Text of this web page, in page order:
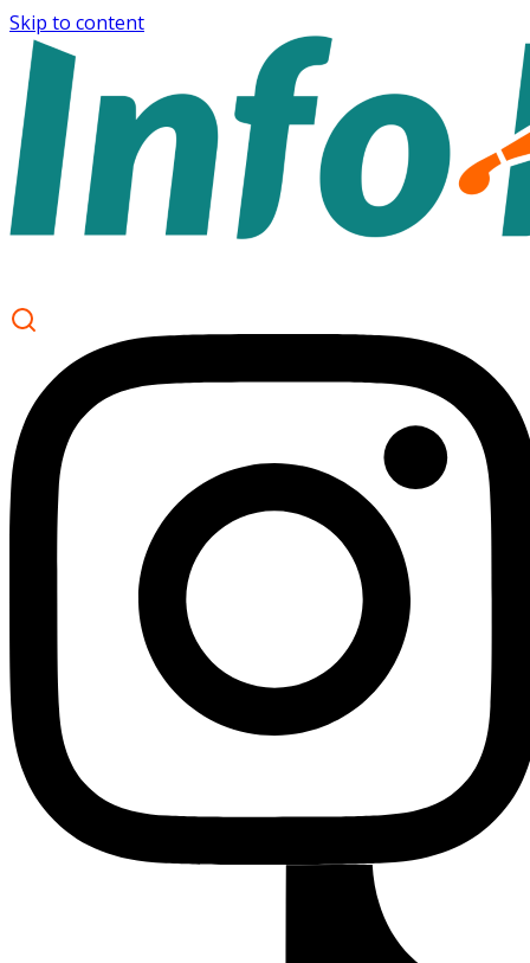
Skip to content